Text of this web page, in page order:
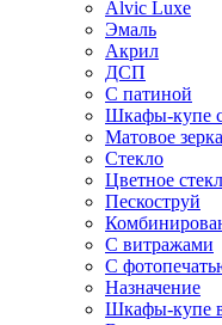
Alvic Luxe
Эмаль
Акрил
ДСП
С патиной
Шкафы-купе
Матовое
Стекло
Цветное
Пескоструй
С витражами
С
Назначение
Шкафы-купе